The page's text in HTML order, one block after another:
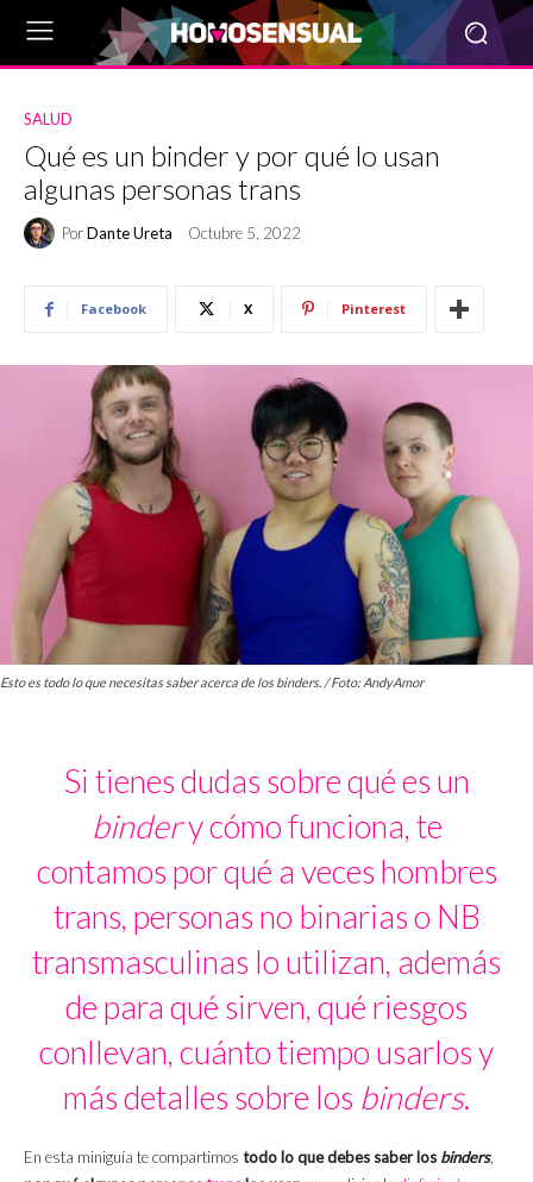
SALUD
Qué es un binder y por qué lo usan
algunas personas trans
PorDante Ureta Octubre 5, 2022
Facebook X Pinterest
Esto es todo lo que necesitas saber acerca de los binders. / Foto: AndyAmor
Si tienes dudas sobre qué es un
bindery cómo funciona, te
contamos por qué a veces hombres
trans, personas no binarias o NB
transmasculinas lo utilizan, además
de para qué sirven, qué riesgos
conllevan, cuánto tiempo usarlos y
más detalles sobre los binders.
En esta miniguía te compartimos todo lo que debes saber los binders,